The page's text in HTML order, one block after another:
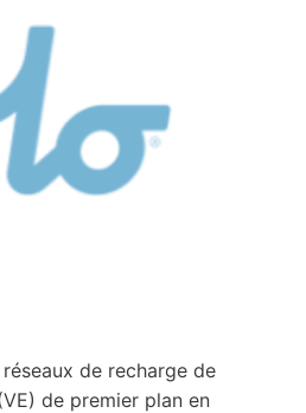
de recharge de
de premier plan en